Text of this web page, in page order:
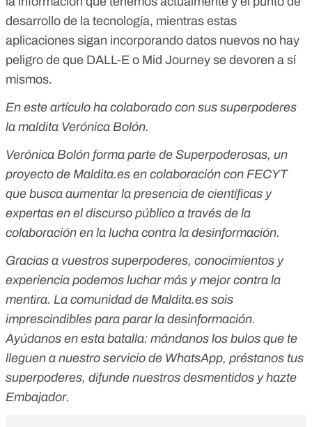
desarrollo de la tecnología, mientras estas
aplicaciones sigan incorporando datos nuevos no hay
peligro de que DALL-E o Mid Journey se devoren a sí
mismos.
En este artículo ha colaborado con sus superpoderes
la maldita Verónica Bolón.
Verónica Bolón forma parte de Superpoderosas, un
proyecto de Maldita.es en colaboración con FECYT
que busca aumentar la presencia de científicas y
expertas en el discurso público a través de la
colaboración en la lucha contra la desinformación.
Gracias a vuestros superpoderes, conocimientos y
experiencia podemos luchar más y mejor contra la
mentira. La comunidad de Maldita.es sois
imprescindibles para parar la desinformación.
Ayúdanos en esta batalla: mándanos los bulos que te
lleguen a nuestro servicio de WhatsApp, préstanos tus
superpoderes, difunde nuestros desmentidos y hazte
Embajador.